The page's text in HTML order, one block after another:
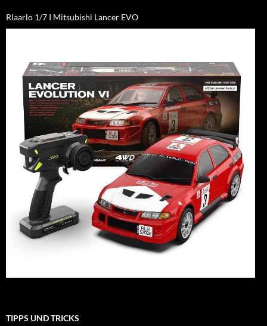
Rlaarlo 1/7 I Mitsubishi Lancer EVO
TIPPS UND TRICKS